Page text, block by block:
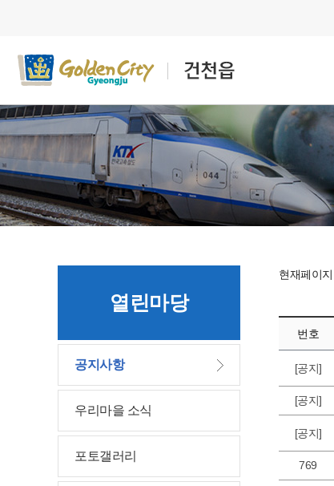
열린마당
공지사항
우리마을 소식
포토갤러리
현재페이지
번호
[공지]
[공지]
[공지]
769